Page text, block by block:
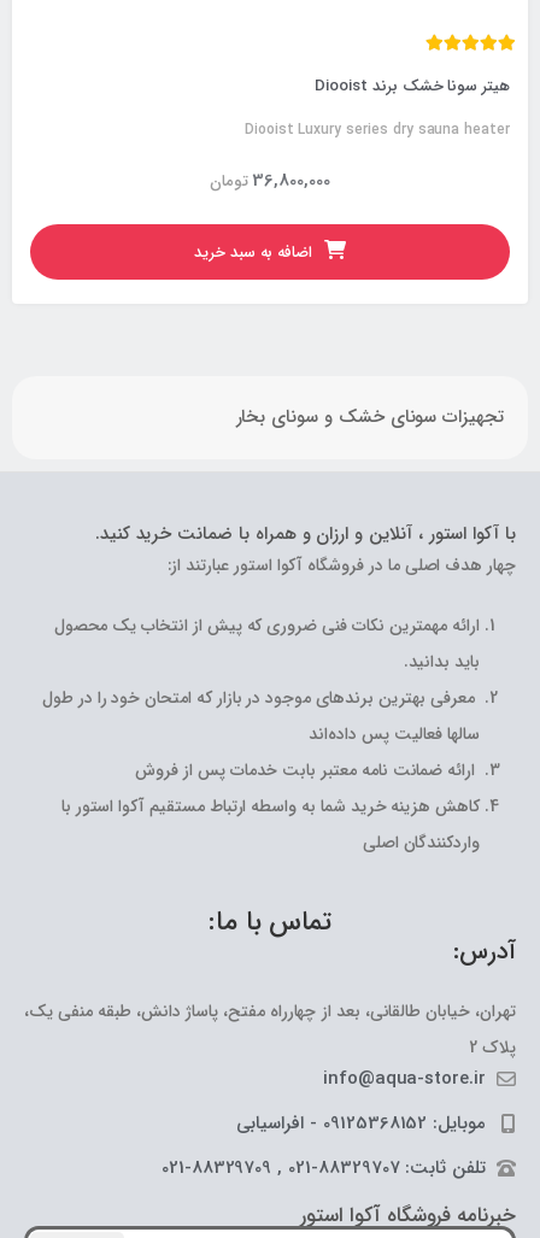
هیتر سونا خشک برند Diooist
Diooist Luxury series dry sauna heater
تومان36,800,000
اضافه به سبد خرید
تجهیزات سونای خشک و سونای بخار
با آکوا استور ، آنلاین و ارزان و همراه با ضمانت خرید کنید.
چهار هدف اصلی ما در فروشگاه آکوا استور عبارتند از:
ارائه مهمترین نکات فنی ضروری که پیش از انتخاب یک محصول
باید بدانید.
معرفی بهترین برندهای موجود در بازار که امتحان خود را در طول
سالها فعالیت پس داده‌اند
ارائه ضمانت نامه معتبر بابت خدمات پس از فروش
کاهش هزینه خرید شما به واسطه ارتباط مستقیم آکوا استور با
واردکنندگان اصلی
تماس با ما:
آدرس:
تهران، خیابان طالقانی، بعد از چهارراه مفتح، پاساژ دانش، طبقه منفی یک،
پلاک 2
info@aqua-store.ir
موبایل: 09125368152 - افراسیابی
تلفن ثابت: 88329707-021 , 88329709-021
خبرنامه فروشگاه آکوا استور